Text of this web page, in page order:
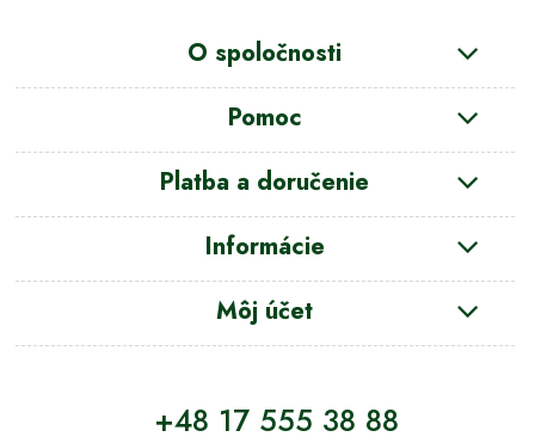
O spoločnosti
Pomoc
Platba a doručenie
Informácie
Môj účet
+48 17 555 38 88